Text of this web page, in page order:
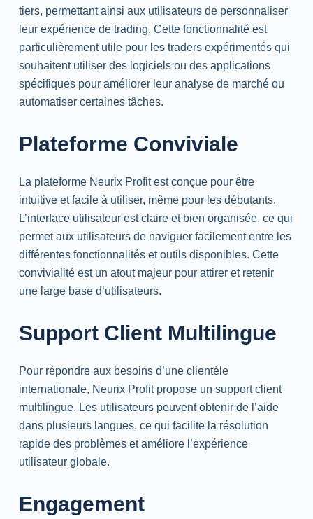
tiers, permettant ainsi aux utilisateurs de personnaliser
leur expérience de trading. Cette fonctionnalité est
particulièrement utile pour les traders expérimentés qui
souhaitent utiliser des logiciels ou des applications
spécifiques pour améliorer leur analyse de marché ou
automatiser certaines tâches.
Plateforme Conviviale
La plateforme Neurix Profit est conçue pour être
intuitive et facile à utiliser, même pour les débutants.
L’interface utilisateur est claire et bien organisée, ce qui
permet aux utilisateurs de naviguer facilement entre les
différentes fonctionnalités et outils disponibles. Cette
convivialité est un atout majeur pour attirer et retenir
une large base d’utilisateurs.
Support Client Multilingue
Pour répondre aux besoins d’une clientèle
internationale, Neurix Profit propose un support client
multilingue. Les utilisateurs peuvent obtenir de l’aide
dans plusieurs langues, ce qui facilite la résolution
rapide des problèmes et améliore l’expérience
utilisateur globale.
Engagement